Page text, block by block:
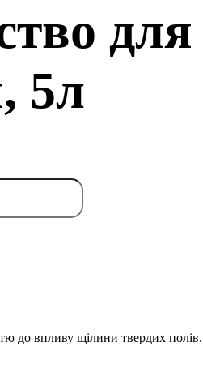
для
5л
до впливу щілини твердих полів.